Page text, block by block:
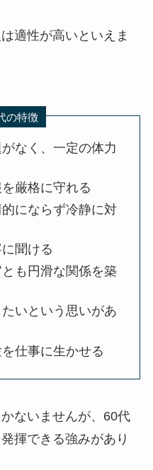
適性が高いといえま
の特徴
なく、一定の体力
厳格に守れる
にならず冷静に対
聞ける
も円滑な関係を築
いという思いがあ
仕事に生かせる
ないませんが、60代
揮できる強みがあり